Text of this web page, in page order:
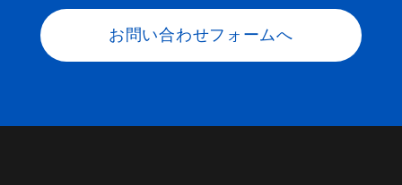
お問い合わせフォームへ